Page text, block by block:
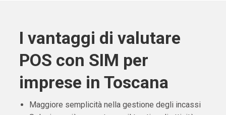
I vantaggi di valutare
POS con SIM per
imprese in Toscana
Maggiore semplicità nella gestione degli incassi